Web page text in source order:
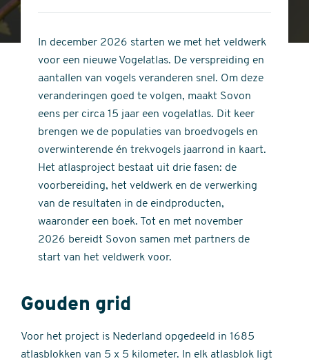
stars
of
stars
In december 2026 starten we met het veldwerk
voor een nieuwe Vogelatlas. De verspreiding en
aantallen van vogels veranderen snel. Om deze
veranderingen goed te volgen, maakt Sovon
eens per circa 15 jaar een vogelatlas. Dit keer
brengen we de populaties van broedvogels en
overwinterende én trekvogels jaarrond in kaart.
Het atlasproject bestaat uit drie fasen: de
voorbereiding, het veldwerk en de verwerking
van de resultaten in de eindproducten,
waaronder een boek. Tot en met november
2026 bereidt Sovon samen met partners de
start van het veldwerk voor.
Gouden grid
Voor het project is Nederland opgedeeld in 1685
atlasblokken van 5 x 5 kilometer. In elk atlasblok ligt